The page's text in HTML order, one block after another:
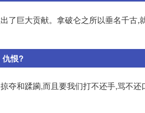
了巨大贡献。拿破仑之所以垂名千古,
仇恨?
夺和蹂躏,而且要我们打不还手,骂不还